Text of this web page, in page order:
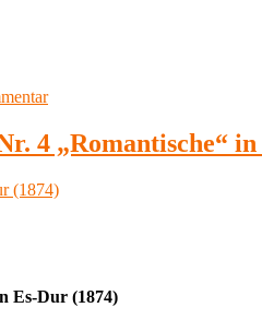
(1889)
zu
Lieblingsmusik
73:
Strauss
Klassik-
begeistert.de
4 „Romantische“ in
Es-Dur (1874)